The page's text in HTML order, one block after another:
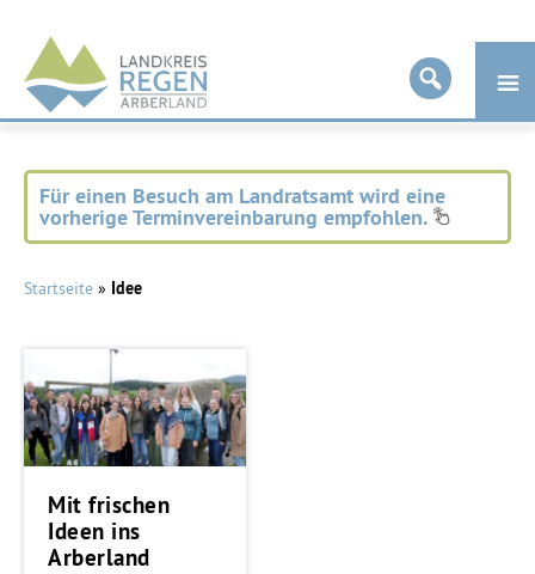
Landkreis
Regen
Für einen Besuch am Landratsamt wird eine
vorherige Terminvereinbarung empfohlen.
Startseite » Idee
Mit frischen
Ideen ins
Arberland